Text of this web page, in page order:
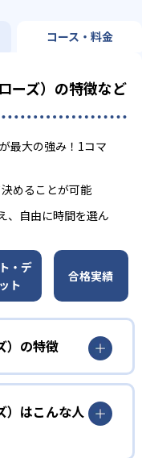
コース・料金
ーズ）の特徴など
最大の強み！1コマ
めることが可能
、自由に時間を選ん
・デ
ト
合格実績
）の特徴
）はこんな人